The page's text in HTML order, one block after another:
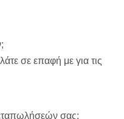
30σε επαφή με για τις
σας;